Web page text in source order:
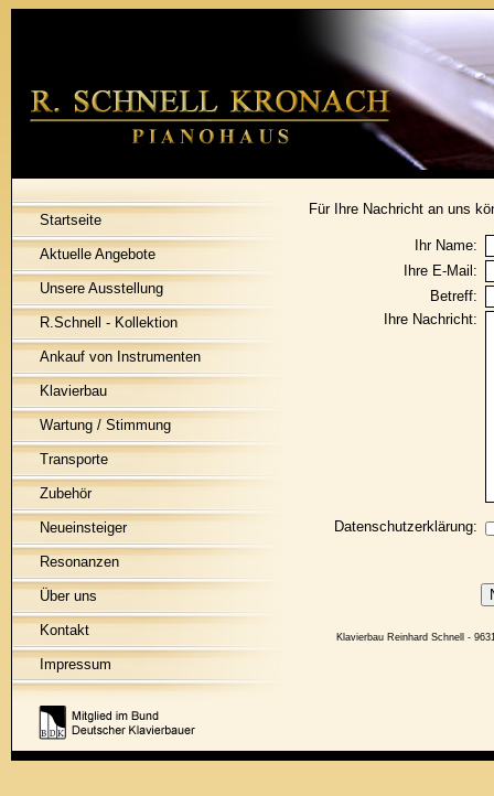
Startseite
Aktuelle Angebote
Unsere Ausstellung
R.Schnell - Kollektion
Ankauf von Instrumenten
Klavierbau
Wartung / Stimmung
Transporte
Zubehör
Neueinsteiger
Resonanzen
Über uns
Kontakt
Impressum
Für Ihre Nachricht an uns
Ihr Name:
Ihre E-Mail:
Betreff:
Ihre Nachricht:
Datenschutzerklärung:
Klavierbau Reinhard Schnell